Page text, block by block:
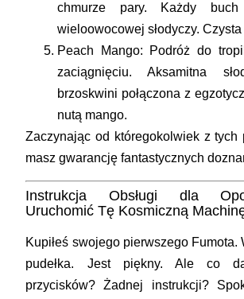
chmurze pary. Każdy
wieloowocowej słodyczy.
Peach Mango: Podróż do
zaciągnięciu. Aksamitna
brzoskwini połączona z
nutą mango.
Zaczynając od któregokolwiek z tych
masz gwarancję fantastycznych
Instrukcja Obsługi dla
Uruchomić Tę Kosmiczną
Kupiłeś swojego pierwszego Fumota.
pudełka. Jest piękny. Ale co
przycisków? Żadnej instrukcji?